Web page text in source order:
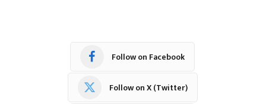
Follow on Facebook
Follow on X (Twitter)